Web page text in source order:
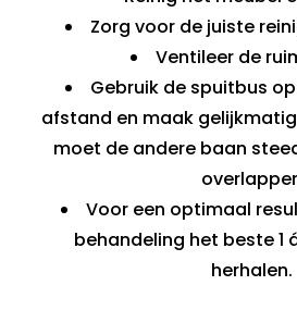
Zorg voor de juiste
Ventileer de
Gebruik de spuitbus
afstand en maak
moet de andere baan
Voor een optimaal
behandeling het beste 1
herhalen.